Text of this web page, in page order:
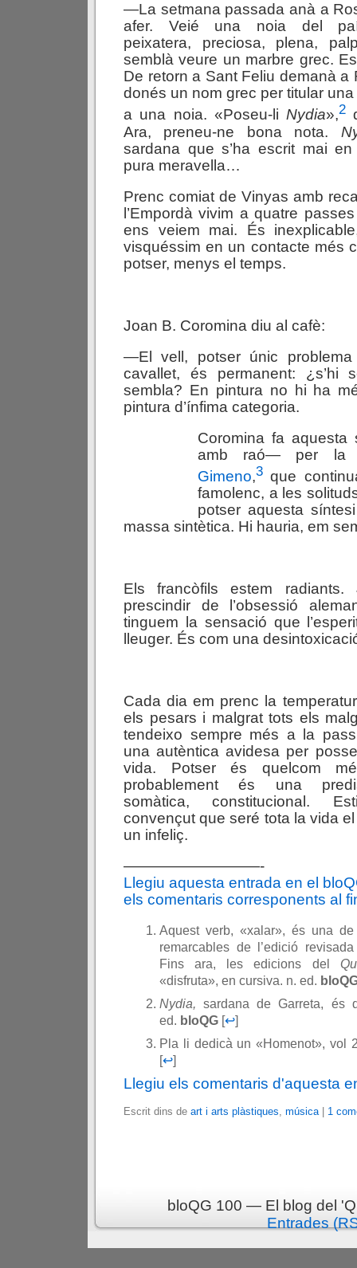
—La setmana passada anà a
afer. Veié una noia del
peixatera, preciosa, plena,
semblà veure un marbre grec.
De retorn a Sant Feliu demanà a
donés un nom grec per titular
a una noia. «Poseu-liNydia»,2
Ara, preneu-ne bona nota.
sardana que s’ha escrit mai
pura meravella…
Prenc comiat de Vinyas amb
l’Empordà vivim a quatre
ens veiem mai. És
visquéssim en un contacte més
potser, menys el temps.
Joan B. Coromina diu al cafè:
—El vell, potser únic
cavallet, és permanent: ¿s’hi
sembla? En pintura no hi ha
pintura d’ínfima categoria.
Coromina fa
amb raó— per la
Gimeno,3 que
famolenc, a les
potser aquesta
massa sintètica. Hi hauria, em
Els francòfils estem
prescindir de l’obsessió
tinguem la sensació que
lleuger. És com una
Cada dia em prenc la
els pesars i malgrat tots els
tendeixo sempre més a la
una autèntica avidesa per
vida. Potser és quelcom
probablement és una
somàtica, constitucional.
convençut que seré tota la vida
un infeliç.
—————————-
Llegiu aquesta entrada en el
els comentaris corresponents al
Aquest verb, «xalar», és una
remarcables de l’edició
Fins ara, les edicions del
«disfruta», en cursiva. n. ed.
Nydia, sardana de Garreta, és
ed. bloQG [↩]
Pla li dedicà un «Homenot», vol
[↩]
Llegiu els comentaris d'aquesta
Escrit dins de art i arts plàstiques música 1
bloQG 100 — El blog del
Entrades